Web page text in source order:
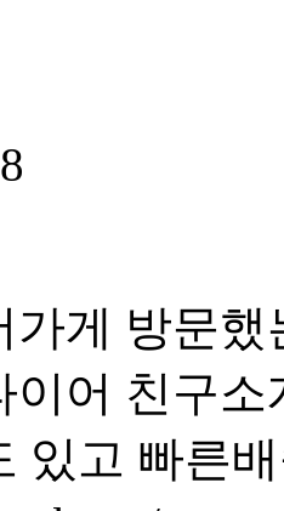
가게 방문
이어 친구
있고 빠른